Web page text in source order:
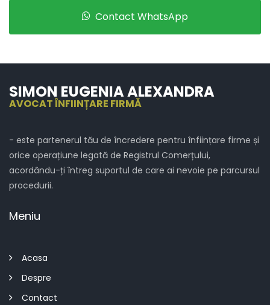
Contact WhatsApp
SIMON EUGENIA ALEXANDRA
AVOCAT ÎNFIINȚARE FIRMĂ
- este partenerul tău de încredere pentru înființare firme și
orice operațiune legată de Registrul Comerțului,
acordându-ți întreg suportul de care ai nevoie pe parcursul
procedurii.
Meniu
Acasa
Despre
Contact